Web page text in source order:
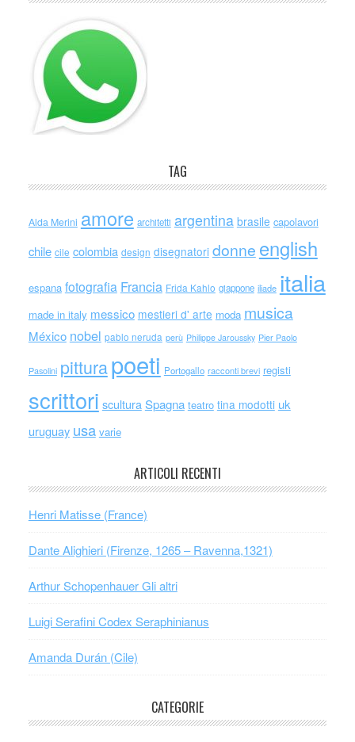
TAG
Alda Merini amore architetti argentina brasile capolavori
chile cile colombia design disegnatori donne english
espana fotografia Francia Frida Kahlo giappone iliade italia
made in italy messico mestieri d' arte moda musica
México nobel pablo neruda perù Philippe Jaroussky Pier Paolo
Pasolini pitturapoeti Portogallo racconti brevi registi
scrittori scultura Spagna teatro tina modotti uk
uruguay usa varie
ARTICOLI RECENTI
Henri Matisse (France)
Dante Alighieri (Firenze, 1265 – Ravenna,1321)
Arthur Schopenhauer Gli altri
Luigi Serafini Codex Seraphinianus
Amanda Durán (Cile)
CATEGORIE